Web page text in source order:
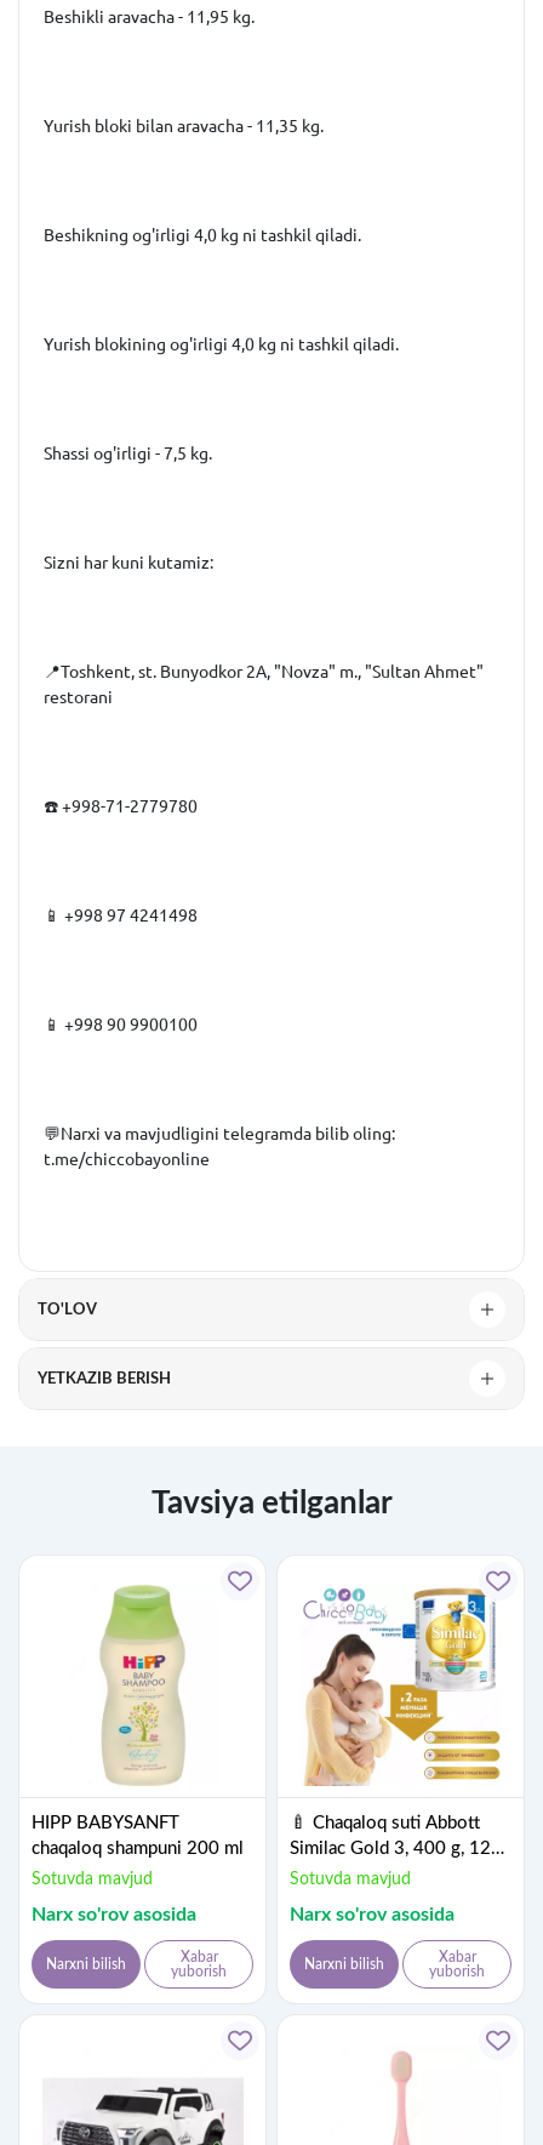
Beshikli aravacha - 11,95 kg.
Yurish bloki bilan aravacha - 11,35 kg.
Beshikning og'irligi 4,0 kg ni tashkil qiladi.
Yurish blokining og'irligi 4,0 kg ni tashkil qiladi.
Shassi og'irligi - 7,5 kg.
Sizni har kuni kutamiz:
📍Toshkent, st. Bunyodkor 2A, "Novza" m., "Sultan Ahmet"
restorani
☎️ +998-71-2779780
📱 +998 97 4241498
📱 +998 90 9900100
💬Narxi va mavjudligini telegramda bilib oling:
t.me/chiccobayonline
TO'LOV
YETKAZIB BERISH
Tavsiya etilganlar
HIPP BABYSANFT
chaqaloq shampuni 200 ml
Sotuvda mavjud
Narx so'rov asosida
Narxni bilish
Xabar
yuborish
🍼 Chaqaloq suti Abbott
Similac Gold 3, 400 g, 12
oydan 3 yilgacha
Sotuvda mavjud
Narx so'rov asosida
Narxni bilish
Xabar
yuborish